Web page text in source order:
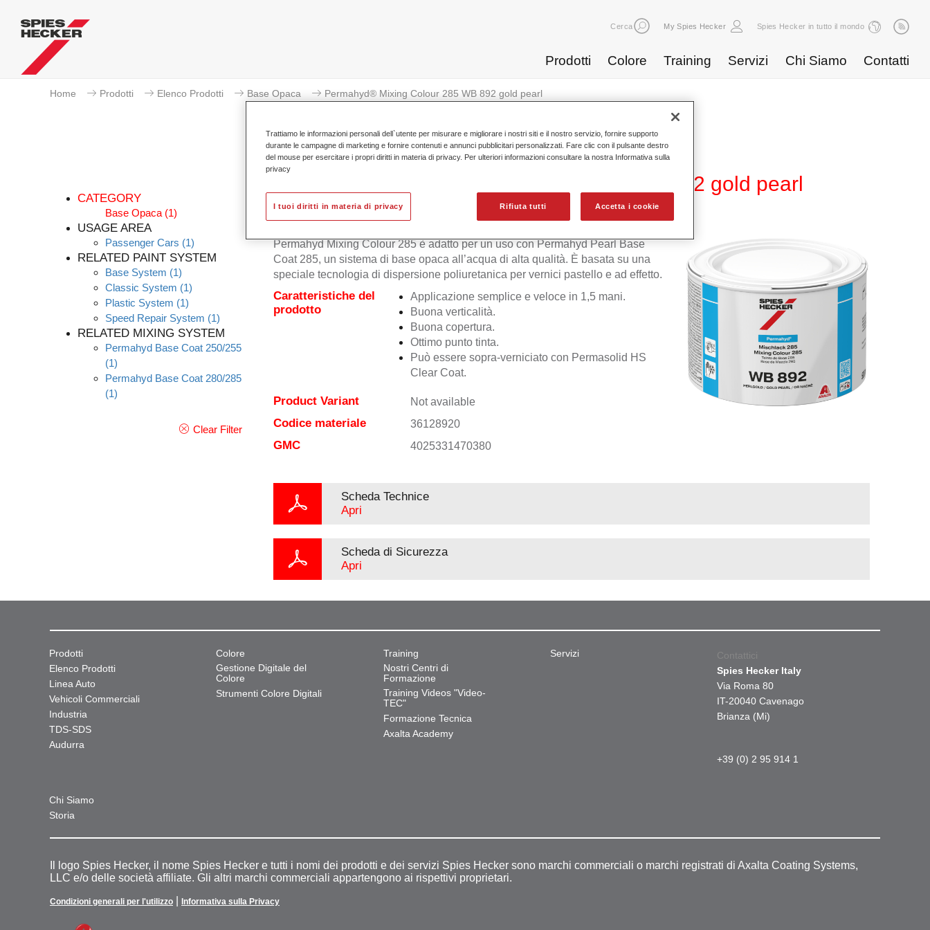
Cerca My Spies Hecker Spies Hecker in tutto il mondo
Prodotti Colore Training Servizi Chi Siamo Contatti
Home Prodotti Elenco Prodotti Base Opaca Permahyd® Mixing Colour 285 WB 892 gold pearl
CATEGORY
Base Opaca (1)
USAGE AREA
Passenger Cars (1)
RELATED PAINT SYSTEM
Base System (1)
Classic System (1)
Plastic System (1)
Speed Repair System (1)
RELATED MIXING SYSTEM
Permahyd Base Coat 250/255
(1)
Permahyd Base Coat 280/285
(1)
Clear Filter
Permahyd® Mixing Colour 285 WB 892 gold pearl
Permahyd Mixing Colour 285 è adatto per un uso con Permahyd Pearl Base
Coat 285, un sistema di base opaca all’acqua di alta qualità. È basata su una
speciale tecnologia di dispersione poliuretanica per vernici pastello e ad effetto.
Caratteristiche del
prodotto
Applicazione semplice e veloce in 1,5 mani.
Buona verticalità.
Buona copertura.
Ottimo punto tinta.
Può essere sopra-verniciato con Permasolid HS
Clear Coat.
Product Variant Not available
Codice materiale 36128920
GMC 4025331470380
Scheda Technice
Apri
Scheda di Sicurezza
Apri
Prodotti
Elenco Prodotti
Linea Auto
Vehicoli Commerciali
Industria
TDS-SDS
Audurra
Colore
Gestione Digitale del
Colore
Strumenti Colore Digitali
Training
Nostri Centri di
Formazione
Training Videos "Video-
TEC"
Formazione Tecnica
Axalta Academy
Servizi
Chi Siamo
Storia
Contattici
Spies Hecker Italy
Via Roma 80
IT-20040 Cavenago
Brianza (Mi)
+39 (0) 2 95 914 1
Il logo Spies Hecker, il nome Spies Hecker e tutti i nomi dei prodotti e dei servizi Spies Hecker sono marchi commerciali o marchi registrati di Axalta Coating Systems,
LLC e/o delle società affiliate. Gli altri marchi commerciali appartengono ai rispettivi proprietari.
Condizioni generali per l'utilizzo Informativa sulla Privacy
Trattiamo le informazioni personali dell`utente per misurare e migliorare i nostri siti e il nostro servizio, fornire supporto
durante le campagne di marketing e fornire contenuti e annunci pubblicitari personalizzati. Fare clic con il pulsante destro
del mouse per esercitare i propri diritti in materia di privacy. Per ulteriori informazioni consultare la nostra Informativa sulla
privacy
Rifiuta tutti Accetta i cookie
I tuoi diritti in materia di privacy